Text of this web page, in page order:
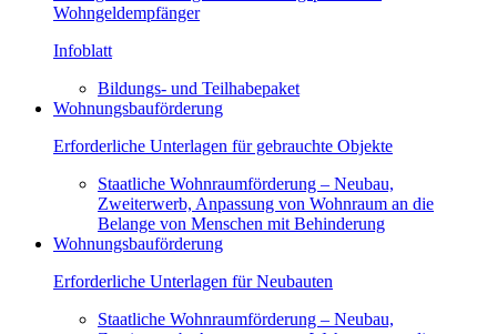
Wohngeldempfänger
Infoblatt
Bildungs- und Teilhabepaket
Wohnungsbauförderung
Erforderliche Unterlagen für gebrauchte Objekte
Staatliche Wohnraumförderung – Neubau,
Zweiterwerb, Anpassung von Wohnraum an die
Belange von Menschen mit Behinderung
Wohnungsbauförderung
Erforderliche Unterlagen für Neubauten
Staatliche Wohnraumförderung – Neubau,